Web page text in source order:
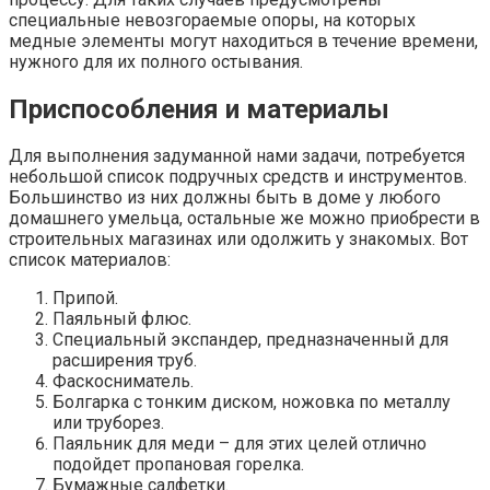
специальные невозгораемые опоры, на которых
медные элементы могут находиться в течение времени,
нужного для их полного остывания.
Приспособления и материалы
Для выполнения задуманной нами задачи, потребуется
небольшой список подручных средств и инструментов.
Большинство из них должны быть в доме у любого
домашнего умельца, остальные же можно приобрести в
строительных магазинах или одолжить у знакомых. Вот
список материалов:
Припой.
Паяльный флюс.
Специальный экспандер, предназначенный для
расширения труб.
Фаскосниматель.
Болгарка с тонким диском, ножовка по металлу
или труборез.
Паяльник для меди – для этих целей отлично
подойдет пропановая горелка.
Бумажные салфетки.